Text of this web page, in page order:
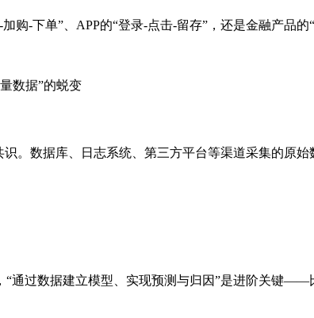
-下单”、APP的“登录-点击-留存”，还是金融产品
。数据库、日志系统、第三方平台等渠道采集的原
“通过数据建立模型、实现预测与归因”是进阶关键